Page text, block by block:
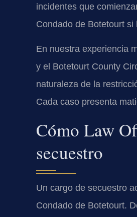
incidentes que
Condado de Botetourt
En nuestra experiencia
y el Botetourt County
naturaleza de la
Cada caso presenta
Cómo Law
secuestro
Un cargo de secuestro
Condado de Botetourt.